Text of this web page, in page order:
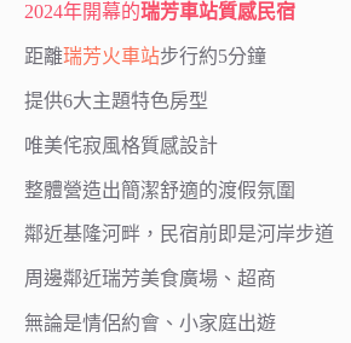
2024年開幕的瑞芳車站質感民宿
距離瑞芳火車站步行約5分鐘
提供6大主題特色房型
唯美侘寂風格質感設計
整體營造出簡潔舒適的渡假氛圍
鄰近基隆河畔，民宿前即是河岸步道
周邊鄰近瑞芳美食廣場、超商
無論是情侶約會、小家庭出遊